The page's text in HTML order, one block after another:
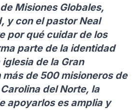
Misiones Globales,
y con el pastor Neal
por qué cuidar de los
parte de la identidad
de la Gran
más de 500 misioneros de
del Norte, la
apoyarlos es amplia y